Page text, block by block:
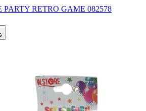
PARTY RETRO GAME 082578